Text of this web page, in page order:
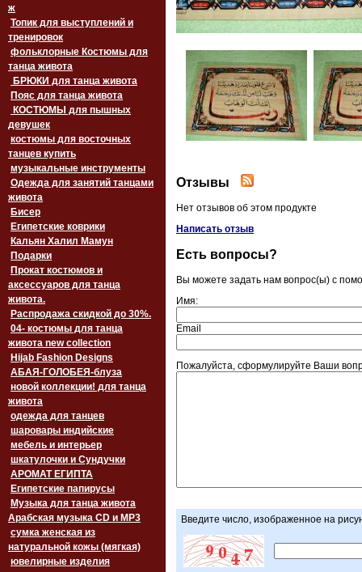
ж
Топик для выступлений и
тренировок
фольклорные Костюмы для
танца живота
БРЮКИ для танца живота
Пояс для танца живота
девушек
костюмы для восточных
танцев купить
музыкальные инструменты
Одежда для занятий танцами
живота
Бисер
Египетские коврики
Кальян Халил Мамун
Подарки
Прокат костюмов и
аксессуаров для танца
живота.
Распродажа скидкой до 30%.
04- костюмы для танца
живота new collection
Hijab Fashion Designs
АБАЯ-ГОЛОБЕЯ-блуза
новой коллекции! для танца
живота
одежда для танцев
шаровары индийские
мебель и интерьер
шкатулочки и Сундучки
АРОМАТ ЕГИПТА
Египетские папирусы
Музыка для танца живота
Арабская музыка CD и MP3
сумка женская из
натуральной кожы (мягкая)
ювелирные изделия
Отзывы
Нет отзывов об этом продукте
Написать отзыв
Есть вопросы?
Вы можете задать нам вопрос(ы) с
Имя:
Email
Пожалуйста, сформулируйте Ваши
Введите число, изображенное на